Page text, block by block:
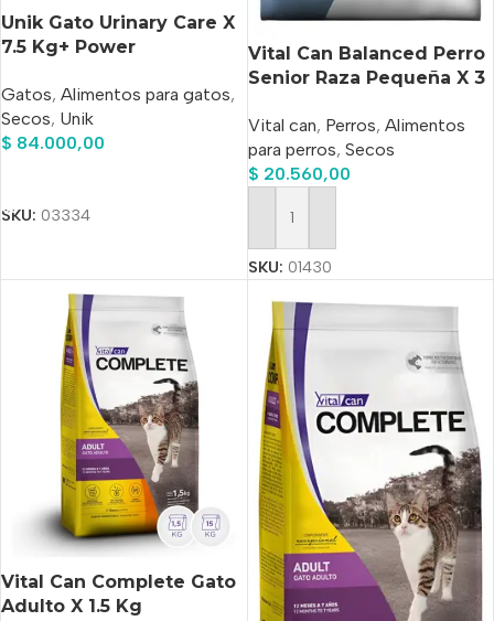
Unik Gato Urinary Care X
7.5 Kg+ Power
De Regalo!!
Gatos, Alimentos para gatos,
Secos, Unik
$ 84.000,00
SKU: 03334
Vital Can Balanced Perro
Senior Raza Pequeña X 3
Vital can, Perros, Alimentos
para perros, Secos
$ 20.560,00
Añadir Al Carrito
SKU: 01430
Vital Can Complete Gato
Adulto X 1.5 Kg